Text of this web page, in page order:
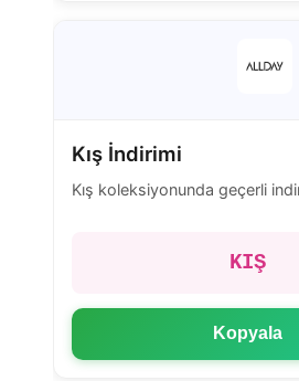
Kış İndirimi
Kış koleksiyonunda geçerli
KIŞ
Kopyala